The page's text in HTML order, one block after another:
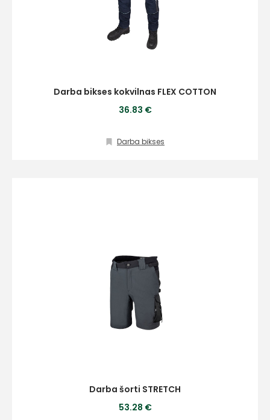
Darba bikses kokvilnas FLEX COTTON
36.83 €
Darba bikses
Darba šorti STRETCH
53.28 €
Klientu
atbalsts
8:00 – 17:00
info@hards.lv